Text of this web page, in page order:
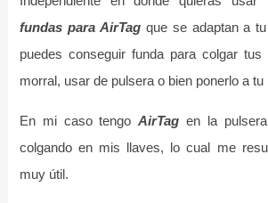
fundas para AirTag que se adaptan a
puedes conseguir funda para colgar
morral, usar de pulsera o bien ponerlo a tu
En mi caso tengoAirTag en la
colgando en mis llaves, lo cual me
muy útil.